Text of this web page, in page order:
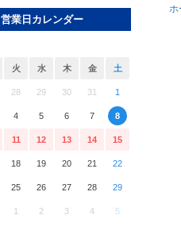
営業日カレンダー
火 水 木 金 土
28 29 30 31 1
4 5 6 7 8
11 12 13 14 15
18 19 20 21 22
25 26 27 28 29
1 2 3 4 5
ホ